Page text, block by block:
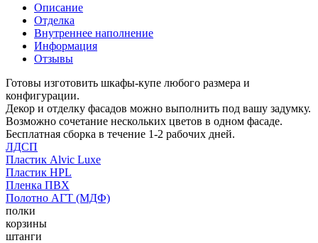
Описание
Отделка
Внутреннее наполнение
Информация
Отзывы
Готовы изготовить шкафы-купе любого размера и
конфигурации.
Декор и отделку фасадов можно выполнить под вашу задумку.
Возможно сочетание нескольких цветов в одном фасаде.
Бесплатная сборка в течение 1-2 рабочих дней.
ЛДСП
Пластик Alvic Luxe
Пластик HPL
Пленка ПВХ
Полотно АГТ (МДФ)
полки
корзины
штанги